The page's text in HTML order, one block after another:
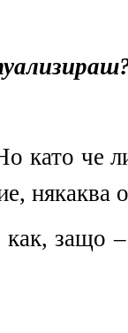
като че
някаква
защо